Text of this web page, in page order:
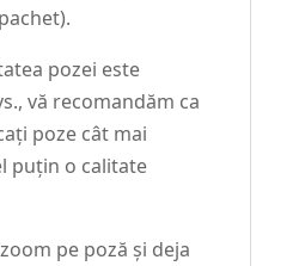
pozei este
vă recomandăm ca
poze cât mai
puțin o calitate
pe poză și deja